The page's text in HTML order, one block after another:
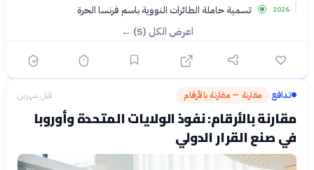
2026 تسمية حاملة الطائرات النووية باسم فرنسا الحرة
اعرض الكل (5) ←
تدافع› مقارنة — مقارنة بالأرقام قبل شهرين
مقارنة بالأرقام: نفوذ الولايات المتحدة وأوروبا
في صنع القرار الدولي